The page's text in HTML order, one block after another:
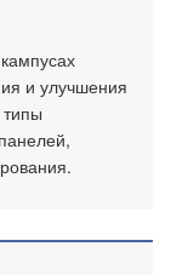
и улучшения